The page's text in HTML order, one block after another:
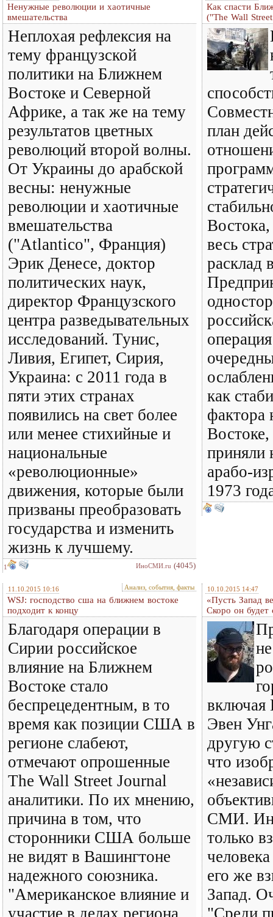
Ненужные революции и хаотичные
вмешательства
Неплохая рефлексия на
тему французской
политики на Ближнем
Востоке и Северной
Африке, а так же на тему
результатов цветных
революций второй волны.
От Украины до арабской
весны: ненужные
революции и хаотичные
вмешательства
("Atlantico", Франция)
Эрик Денесе, доктор
политических наук,
директор Французского
центра разведывательных
исследований. Тунис,
Ливия, Египет, Сирия,
Украина: с 2011 года в
пяти этих странах
появились на свет более
или менее стихийные и
национальные
«революционные»
движения, которые были
призваны преобразовать
государства и изменить
жизнь к лучшему.
1 ИноСМИ.ru (4045)
Как спасти
("The Wall
план
весь
расклад
как
фактора
приняли
арабо-
1973
11.10.2015 10:16 Анализ, события, факты
WSJ: господство сша на ближнем востоке
подходит к концу
Благодаря операции в
Сирии российское
влияние на Ближнем
Востоке стало
беспрецедентным, в то
время как позиции США в
регионе слабеют,
отмечают опрошенные
The Wall Street Journal
аналитики. По их мнению,
причина в том, что
сторонники США больше
не видят в Вашингтоне
надежного союзника.
"Американское влияние и
участие в делах региона
10.10.2015 14:47
«Пусть Запад
Скоро он будет
включая
Эвен
другую
что
СМИ.
только
его же
Запад.
"Среди